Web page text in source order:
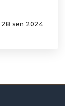
28 sen 2024